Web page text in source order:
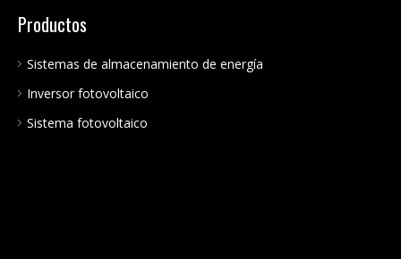
Productos
Sistemas de almacenamiento de energía
Inversor fotovoltaico
Sistema fotovoltaico